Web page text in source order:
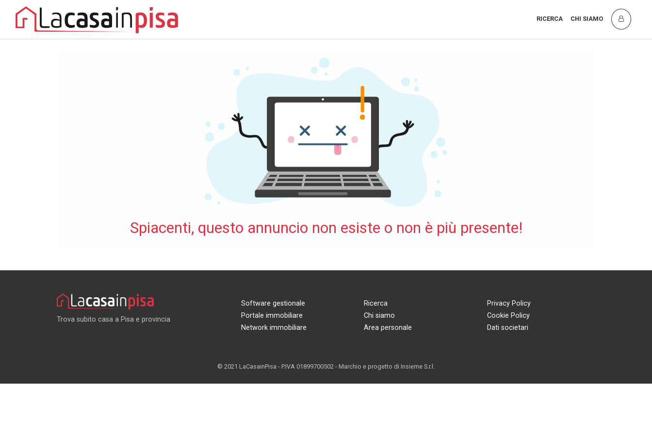
RICERCA CHI SIAMO
Spiacenti, questo annuncio non esiste o non è più presente!
Trova subito casa a Pisa e provincia
Software gestionale
Portale immobiliare
Network immobiliare
Ricerca
Chi siamo
Area personale
Privacy Policy
Cookie Policy
Dati societari
© 2021 LaCasainPisa - P.IVA 01899700502 - Marchio e progetto di Insieme S.r.l.